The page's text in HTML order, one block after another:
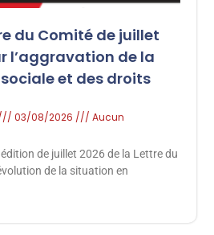
du Comité de juillet
l’aggravation de la
et des droits
03/08/2026
Aucun
de juillet 2026 de la Lettre du
de la situation en